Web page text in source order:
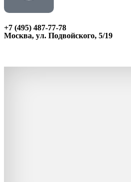
+7 (495) 487-77-78
Москва, ул. Подвойского, 5/19